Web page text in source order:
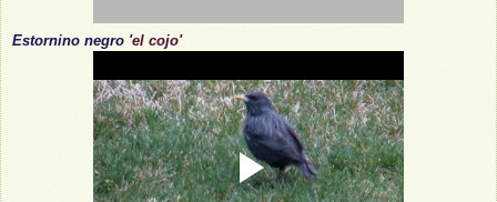
Estornino negro 'el cojo'